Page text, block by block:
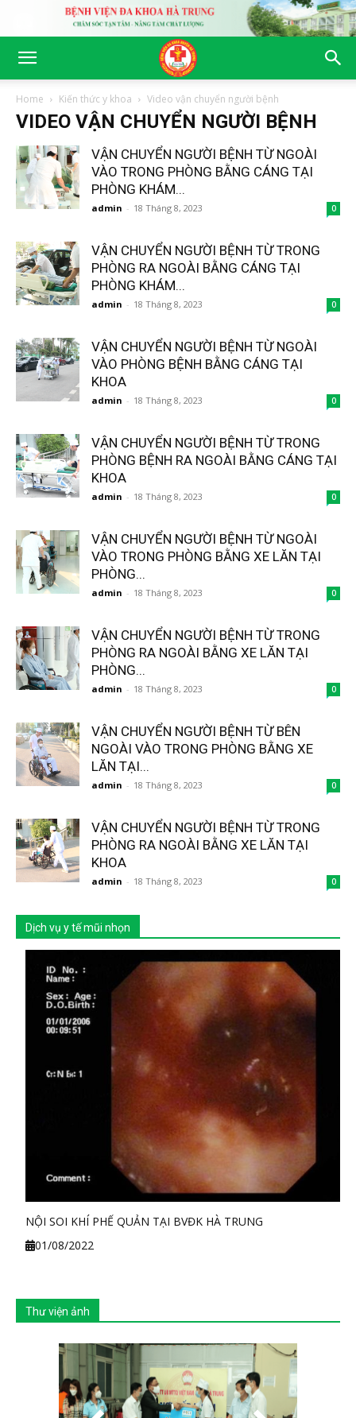
Home Kiến thức y khoa Video vận chuyển người bệnh
VIDEO VẬN CHUYỂN NGƯỜI BỆNH
VẬN CHUYỂN NGƯỜI BỆNH TỪ NGOÀI
VÀO TRONG PHÒNG BẰNG CÁNG TẠI
PHÒNG KHÁM...
admin - 18 Tháng 8, 2023 0
VẬN CHUYỂN NGƯỜI BỆNH TỪ TRONG
PHÒNG RA NGOÀI BẰNG CÁNG TẠI
PHÒNG KHÁM...
admin - 18 Tháng 8, 2023 0
VẬN CHUYỂN NGƯỜI BỆNH TỪ NGOÀI
VÀO PHÒNG BỆNH BẰNG CÁNG TẠI
KHOA
admin - 18 Tháng 8, 2023 0
VẬN CHUYỂN NGƯỜI BỆNH TỪ TRONG
PHÒNG BỆNH RA NGOÀI BẰNG CÁNG TẠI
KHOA
admin - 18 Tháng 8, 2023 0
VẬN CHUYỂN NGƯỜI BỆNH TỪ NGOÀI
VÀO TRONG PHÒNG BẰNG XE LĂN TẠI
PHÒNG...
admin - 18 Tháng 8, 2023 0
VẬN CHUYỂN NGƯỜI BỆNH TỪ TRONG
PHÒNG RA NGOÀI BẰNG XE LĂN TẠI
PHÒNG...
admin - 18 Tháng 8, 2023 0
VẬN CHUYỂN NGƯỜI BỆNH TỪ BÊN
NGOÀI VÀO TRONG PHÒNG BẰNG XE
LĂN TẠI...
admin - 18 Tháng 8, 2023 0
VẬN CHUYỂN NGƯỜI BỆNH TỪ TRONG
PHÒNG RA NGOÀI BẰNG XE LĂN TẠI
KHOA
admin - 18 Tháng 8, 2023 0
Dịch vụ y tế mũi nhọn
NỘI SOI KHÍ PHẾ QUẢN TẠI BVĐK HÀ TRUNG
01/08/2022
Thư viện ảnh